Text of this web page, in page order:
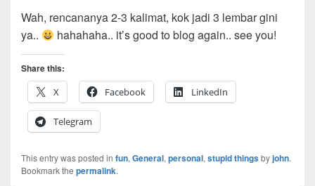
Wah, rencananya 2-3 kalimat, kok jadi 3 lembar gini
ya..
hahahaha.. it’s good to blog again.. see you!
Share this:
X
Facebook LinkedIn
Telegram
This entry was posted in fun, General, personal, stupid thingsbyjohn.
Bookmark the permalink.